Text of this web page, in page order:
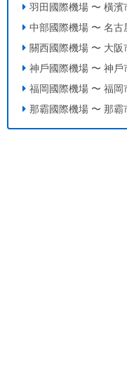
羽田國際機場 〜 橫
中部國際機場 〜 名
關西國際機場 〜 大
神戶國際機場 〜 神
福岡國際機場 〜 福
那霸國際機場 〜 那